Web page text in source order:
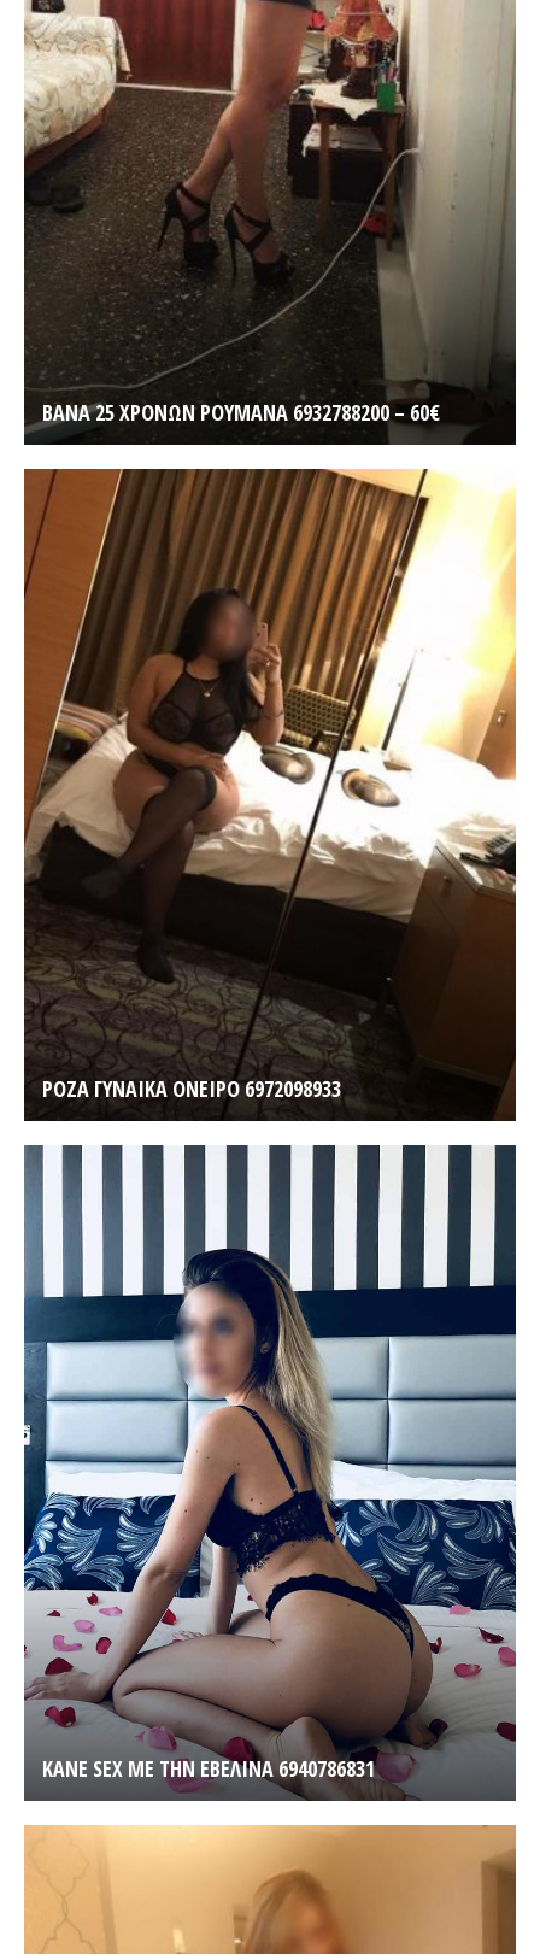
BANA 25 ΧΡΟΝΩΝ ΡΟΥΜΑΝΑ 6932788200 – 60€
ΡΟΖΑ ΓΥΝΑΙΚΑ ΟΝΕΙΡΟ 6972098933
KANE SEX ΜΕ ΤΗΝ ΕΒΕΛΙΝΑ 6940786831